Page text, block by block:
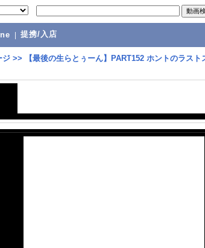
提携/入店
ジ >>
【最後の生らとぅーん】PART152 ホントのラスト